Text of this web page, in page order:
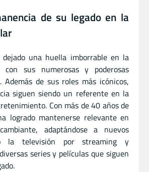
de su legado en la
una huella imborrable en la
con sus numerosas y poderosas
Además de sus roles más icónicos,
siguen siendo un referente en la
Con más de 40 años de
logrado mantenerse relevante en
adaptándose a nuevos
la televisión por streaming y
series y películas que siguen